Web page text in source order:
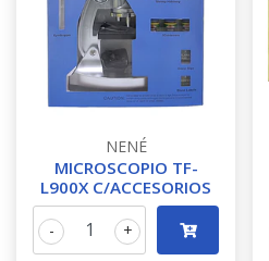
NENÉ
MICROSCOPIO TF-
L900X C/ACCESORIOS
+
-